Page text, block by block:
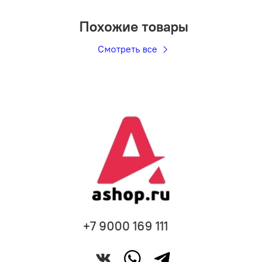
Похожие товары
Смотреть все
+7 9000 169 111